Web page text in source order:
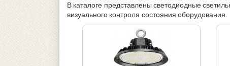
В каталоге представлены светодиодные
визуального контроля состояния оборудования.